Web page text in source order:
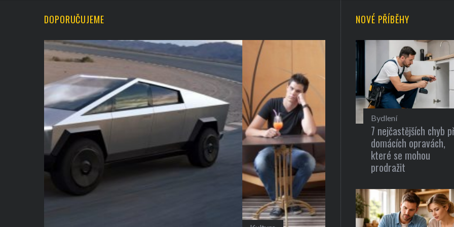
DOPORUČUJEME NOVÉ PŘÍBĚHY
Bydlení
7 nejčastějších chyb
domácích opravách,
které se mohou
prodražit